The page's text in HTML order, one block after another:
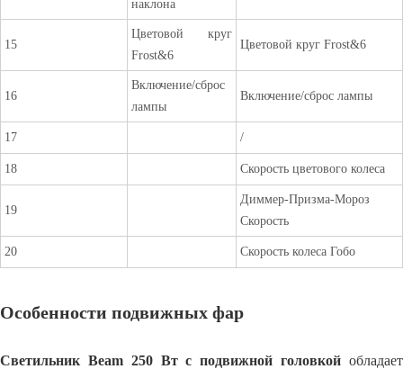
наклона
15
Цветовой круг
Frost&6
Цветовой круг Frost&6
16
Включение/сброс
лампы
Включение/сброс лампы
17 /
18 Скорость цветового колеса
19
Диммер-Призма-Мороз
Скорость
20 Скорость колеса Гобо
Особенности подвижных фар
Светильник Beam 250 Вт с подвижной головкой обладает